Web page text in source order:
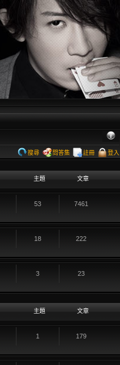
搜尋 問答集 註冊 登入
主題 文章
53 7461
18 222
3 23
主題 文章
1 179